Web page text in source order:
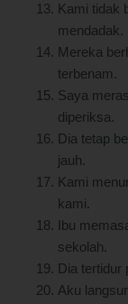
Kami tidak
mendadak.
Mereka
terbenam.
Saya
diperiksa.
Dia tetap
jauh.
Kami
kami.
Ibu
sekolah.
Dia tertidur
Aku